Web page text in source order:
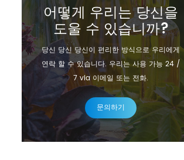
어떻게 우리는 당신을
도울 수 있습니까?
당신 당신 당신이 편리한 방식으로 우리에게
연락 할 수 있습니다. 우리는 사용 가능 24 /
7 via 이메일 또는 전화.
문의하기